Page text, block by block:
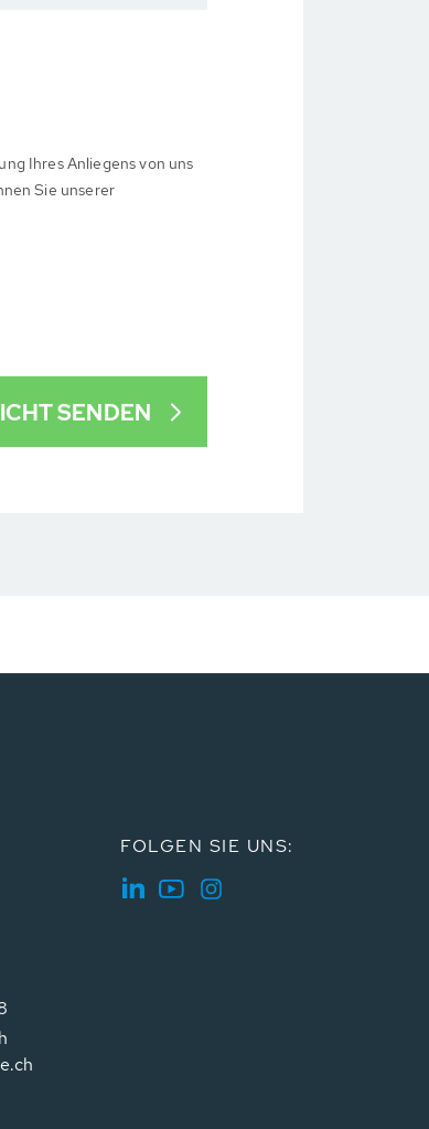
Ihres Anliegens von uns
Sie unserer
SENDEN
FOLGEN SIE UNS: